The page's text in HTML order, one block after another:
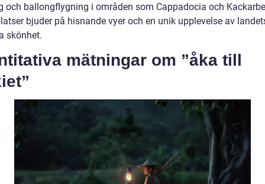
och ballongflygning i områden som Cappadocia och
bjuder på hisnande vyer och en unik upplevelse av
skönhet.
mätningar om ”åka till